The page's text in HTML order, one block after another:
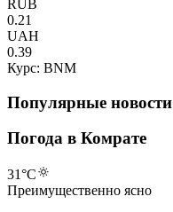
RUB
0.21
UAH
0.39
Курс: BNM
Популярные новости
Погода в Комрате
31°C
Преимущественно ясно